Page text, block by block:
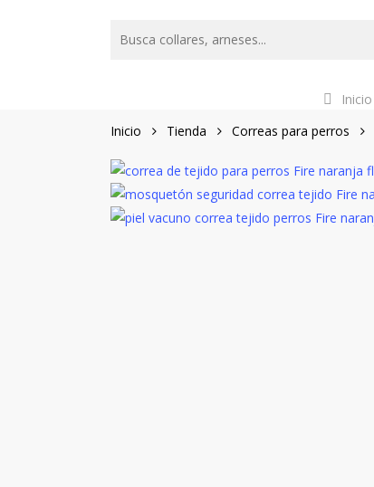
Inicio
Inicio
Tienda Correas para perros